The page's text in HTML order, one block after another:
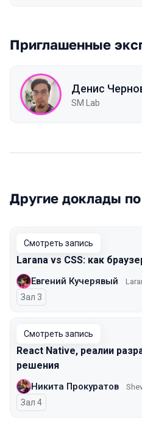
Приглашенные
Денис
SM Lab
Другие доклады
Смотреть запись
Larana vs CSS: как
Евгений Кучерявый
Зал 3
Смотреть запись
React Native, реалии
решения
Никита Прокуратов
Зал 4